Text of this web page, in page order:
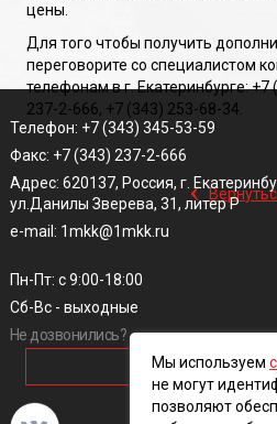
цены.
Для того чтобы получить
переговорите со специалистом
телефонам в г. Екатеринбурге:
237-2-666, +7 (343) 253-68-34.
‹
Телефон: +7 (343) 345-53-59
Факс: +7 (343) 237-2-666
Адрес: 620137, Россия, г.
ул.Данилы Зверева, 31, литер Р
e-mail: 1mkk@1mkk.ru
Пн-Пт: с 9:00-18:00
Сб-Вс - выходные
Не дозвонились?
ОБРАТНЫЙ
Мы используем
не могут
позволяют